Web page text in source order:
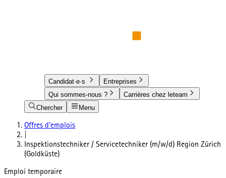
Candidat·e·s
Entreprises
Qui sommes-nous ?
Carrières chez leteam
Chercher
Menu
Offres d'emplois
Inspektionstechniker / Servicetechniker (m/w/d) Region Zürich
(Goldküste)
Emploi temporaire